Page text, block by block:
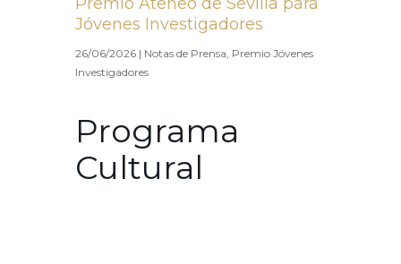
Jóvenes Investigadores
26/06/2026 | Notas de Prensa, Premio Jóvenes
Investigadores
Programa
Cultural